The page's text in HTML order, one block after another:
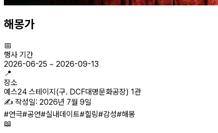
해몽가
📅
행사 기간
2026-06-25 ~ 2026-09-13
📍
장소
예스24 스테이지(구. DCF대명문화공장) 1관
✍️ 작성일: 2026년 7월 9일
#연극#공연#실내데이트#힐링#감성#해몽
📖